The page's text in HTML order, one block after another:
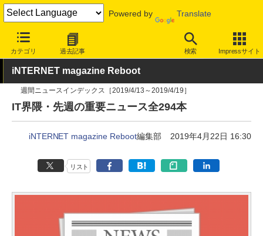
Powered by Translate
カテゴリ 過去記事 検索 Impressサイト
INTERNET Watch トピック その他
iNTERNET magazine Reboot
週間ニュースインデックス［2019/4/13～2019/4/19］
IT界隈・先週の重要ニュース全294本
iNTERNET magazine Reboot編集部 2019年4月22日 16:30
リスト